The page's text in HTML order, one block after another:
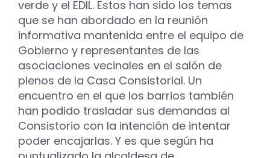
verde y el EDIL. Estos han sido los temas
que se han abordado en la reunión
informativa mantenida entre el equipo de
Gobierno y representantes de las
asociaciones vecinales en el salón de
plenos de la Casa Consistorial. Un
encuentro en el que los barrios también
han podido trasladar sus demandas al
Consistorio con la intención de intentar
poder encajarlas. Y es que según ha